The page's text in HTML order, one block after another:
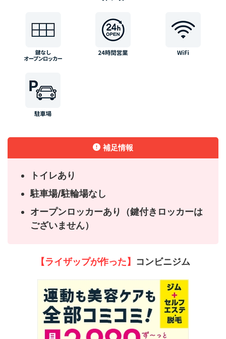
補足情報
トイレあり
駐車場/駐輪場なし
オープンロッカーあり（鍵付きロッカーは
ございません）
【ライザップが作った】 コンビニジム